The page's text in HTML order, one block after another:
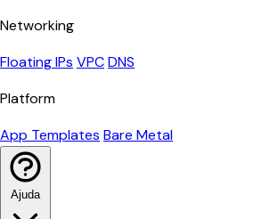
Networking
Floating IPs VPCDNS
Platform
App Templates Bare Metal
Ajuda